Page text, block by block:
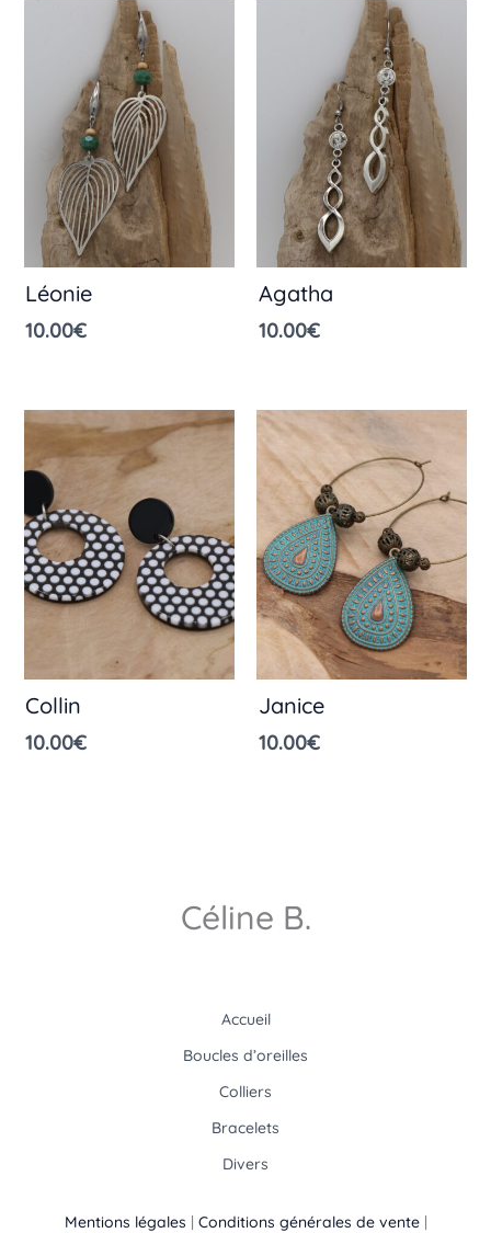
Léonie
10.00€
Agatha
10.00€
Collin
10.00€
Janice
10.00€
Céline B.
Accueil
Boucles d’oreilles
Colliers
Bracelets
Divers
Mentions légales | Conditions générales de vente|